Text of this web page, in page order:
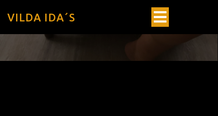
VILDA IDA´S